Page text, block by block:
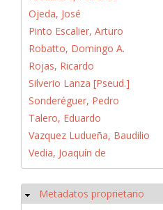
Ojeda, José
Pinto Escalier, Arturo
Robatto, Domingo A.
Rojas, Ricardo
Silverio Lanza [Pseud.]
Sonderéguer, Pedro
Talero, Eduardo
Vazquez Ludueña, Baudilio
Vedia, Joaquín de
Ocultar
Metadatos proprietario